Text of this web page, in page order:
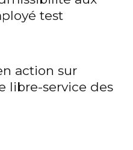
test
action sur
libre-service des